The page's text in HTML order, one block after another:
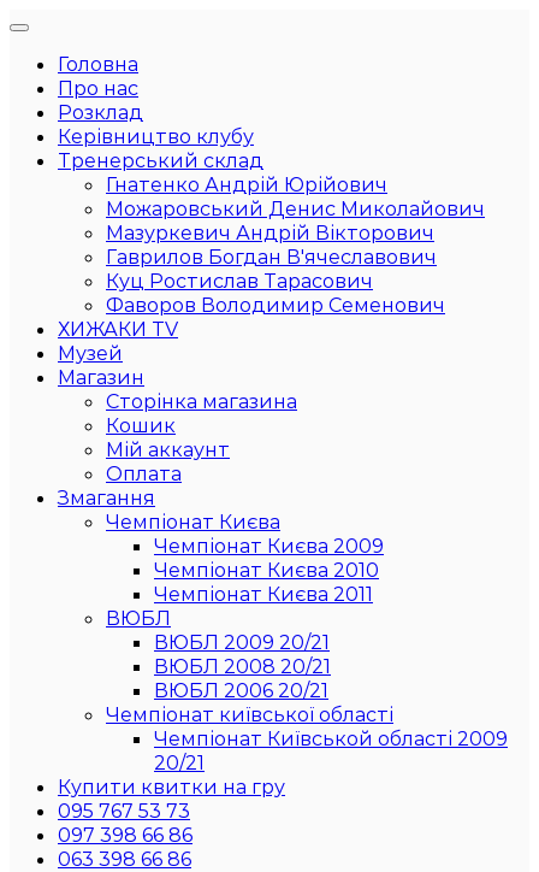
Головна
Про нас
Розклад
Керівництво клубу
Тренерський склад
Гнатенко Андрій Юрійович
Можаровський Денис Миколайович
Мазуркевич Андрій Вікторович
Гаврилов Богдан В'ячеславович
Куц Ростислав Тарасович
Фаворов Володимир Семенович
ХИЖАКИ TV
Музей
Магазин
Сторінка магазина
Кошик
Мій аккаунт
Оплата
Змагання
Чемпіонат Києва
Чемпіонат Києва 2009
Чемпіонат Києва 2010
Чемпіонат Києва 2011
ВЮБЛ
ВЮБЛ 2009 20/21
ВЮБЛ 2008 20/21
ВЮБЛ 2006 20/21
Чемпіонат київської області
Чемпіонат Київськой області 2009
20/21
Купити квитки на гру
095 767 53 73
097 398 66 86
063 398 66 86